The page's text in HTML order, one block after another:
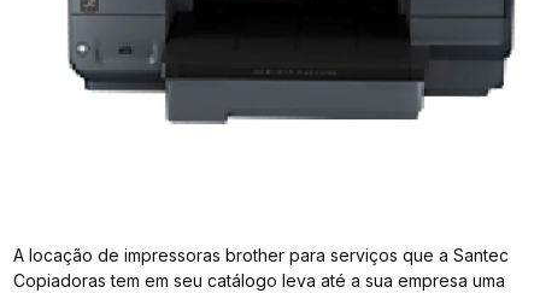
A locação de impressoras brother para serviços que a Santec
Copiadoras tem em seu catálogo leva até a sua empresa uma